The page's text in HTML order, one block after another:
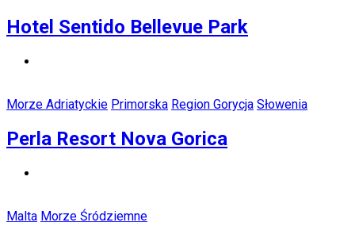
Hotel Sentido Bellevue Park
Morze Adriatyckie Primorska Region Gorycja Słowenia
Perla Resort Nova Gorica
Malta Morze Śródziemne